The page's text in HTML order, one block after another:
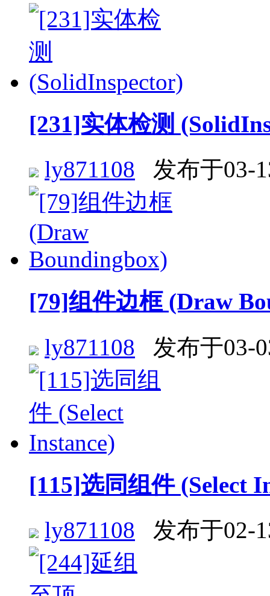
[231]实体检测
ly871108 发布于03-
[79]组件边框 (Draw
ly871108 发布于03-
[115]选同组件 (Select
ly871108 发布于02-